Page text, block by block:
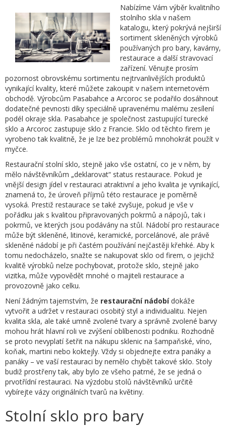
Nabízíme Vám výběr kvalitního
stolního skla v našem
katalogu, který pokrývá nejširší
sortiment skleněných výrobků
používaných pro bary, kavárny,
restaurace a další stravovací
zařízení. Věnujte prosím
pozornost obrovskému sortimentu nejtrvanlivějších produktů
vynikající kvality, které můžete zakoupit v našem internetovém
obchodě. Výrobcům Pasabahce a Arcoroc se podařilo dosáhnout
dodatečné pevnosti díky speciálně upravenému malému zesílení
podél okraje skla. Pasabahce je společnost zastupující turecké
sklo a Arcoroc zastupuje sklo z Francie. Sklo od těchto firem je
vyrobeno tak kvalitně, že je lze bez problémů mnohokrát použít v
myčce.
Restaurační stolní sklo, stejně jako vše ostatní, co je v něm, by
mělo návštěvníkům „deklarovat“ status restaurace. Pokud je
vnější design jídel v restauraci atraktivní a jeho kvalita je vynikající,
znamená to, že úroveň příjmů této restaurace je poměrně
vysoká. Prestiž restaurace se také zvyšuje, pokud je vše v
pořádku jak s kvalitou připravovaných pokrmů a nápojů, tak i
pokrmů, ve kterých jsou podávány na stůl. Nádobí pro restaurace
může být skleněné, litinové, keramické, porcelánové, ale právě
skleněné nádobí je při častém používání nejčastěji křehké. Aby k
tomu nedocházelo, snažte se nakupovat sklo od firem, o jejichž
kvalitě výrobků nelze pochybovat, protože sklo, stejně jako
vizitka, může vypovědět mnohé o majiteli restaurace a
provozovně jako celku.
Není žádným tajemstvím, že restaurační nádobídokáže
vytvořit a udržet v restauraci osobitý styl a individualitu. Nejen
kvalita skla, ale také umně zvolené tvary a správně zvolené barvy
mohou hrát hlavní roli ve zvýšení oblíbenosti podniku. Rozhodně
se proto nevyplatí šetřit na nákupu sklenic na šampaňské, víno,
koňak, martini nebo koktejly. Vždy si objednejte extra panáky a
panáky – ve vaší restauraci by nemělo chybět takové sklo. Stoly
budiž prostřeny tak, aby bylo ze všeho patrné, že se jedná o
prvotřídní restauraci. Na výzdobu stolů návštěvníků určitě
vybírejte vázy originálních tvarů na květiny.
Stolní sklo pro bary